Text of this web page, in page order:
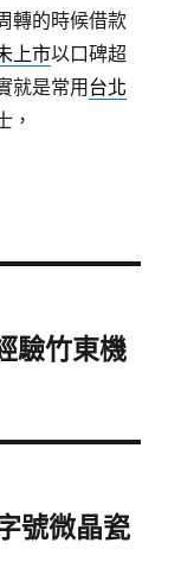
轉的時候借款
上市以口碑超
就是常用 台北
，
驗竹東機
號微晶瓷